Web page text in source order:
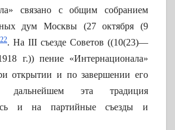
связано с общим собранием
дум Москвы (27 октября (9
22. На III съезде Советов ((10(23)—
г.)) пение «Интернационала»
открытии и по завершении его
эта традиция
и на партийные съезды и